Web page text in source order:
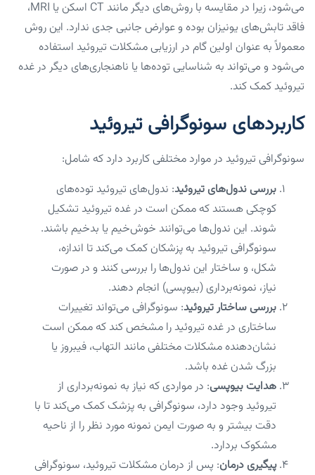
می‌شود، زیرا در مقایسه با روش‌های دیگر مانند CT اسکن یا MRI،
فاقد تابش‌های یونیزان بوده و عوارض جانبی جدی ندارد. این روش
معمولاً به عنوان اولین گام در ارزیابی مشکلات تیروئید استفاده
می‌شود و می‌تواند به شناسایی توده‌ها یا ناهنجاری‌های دیگر در غده
تیروئید کمک کند.
کاربردهای سونوگرافی تیروئید
سونوگرافی تیروئید در موارد مختلفی کاربرد دارد که شامل:
بررسی ندول‌های تیروئید: ندول‌های تیروئید توده‌های
کوچکی هستند که ممکن است در غده تیروئید تشکیل
شوند. این ندول‌ها می‌توانند خوش‌خیم یا بدخیم باشند.
سونوگرافی تیروئید به پزشکان کمک می‌کند تا اندازه،
شکل، و ساختار این ندول‌ها را بررسی کنند و در صورت
نیاز، نمونه‌برداری (بیوپسی) انجام دهند.
بررسی ساختار تیروئید: سونوگرافی می‌تواند تغییرات
ساختاری در غده تیروئید را مشخص کند که ممکن است
نشان‌دهنده مشکلات مختلفی مانند التهاب، فیبروز یا
بزرگ شدن غده باشد.
هدایت بیوپسی: در مواردی که نیاز به نمونه‌برداری از
تیروئید وجود دارد، سونوگرافی به پزشک کمک می‌کند تا با
دقت بیشتر و به صورت ایمن نمونه مورد نظر را از ناحیه
مشکوک بردارد.
پیگیری درمان: پس از درمان مشکلات تیروئید، سونوگرافی